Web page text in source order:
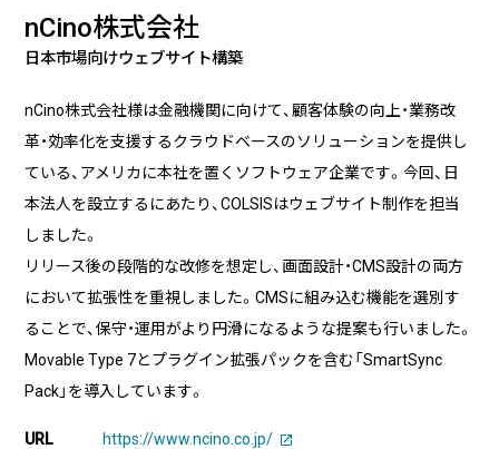
実績・事例
事例紹介
Recruit
採用情報
News
お知らせ
Contact
お問い合わせ
PICK UP
nCino株式会社
日本市場向けウェブサイト構築
nCino株式会社様は金融機関に向けて、顧客体験の向上・業務改
革・効率化を支援するクラウドベースのソリューションを提供し
ている、アメリカに本社を置くソフトウェア企業です。今回、日
本法人を設立するにあたり、COLSISはウェブサイト制作を担当
しました。
リリース後の段階的な改修を想定し、画面設計・CMS設計の両方
において拡張性を重視しました。CMSに組み込む機能を選別す
ることで、保守・運用がより円滑になるような提案も行いました。
Movable Type 7とプラグイン拡張パックを含む「SmartSync
Pack」を導入しています。
URL
https://www.ncino.co.jp/